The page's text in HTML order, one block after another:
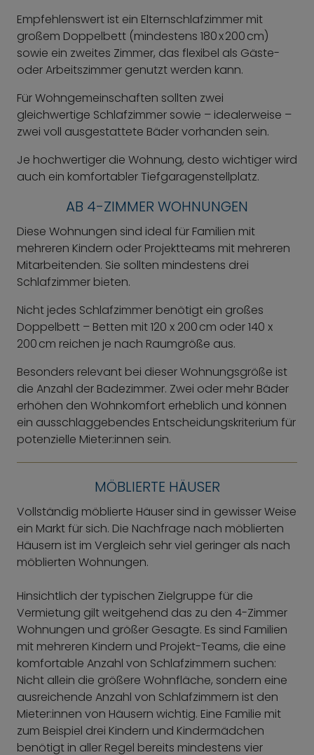
Empfehlenswert ist ein Elternschlafzimmer mit
großem Doppelbett (mindestens 180 x 200 cm)
sowie ein zweites Zimmer, das flexibel als Gäste-
oder Arbeitszimmer genutzt werden kann.
Für Wohngemeinschaften sollten zwei
gleichwertige Schlafzimmer sowie – idealerweise –
zwei voll ausgestattete Bäder vorhanden sein.
Je hochwertiger die Wohnung, desto wichtiger wird
auch ein komfortabler Tiefgaragenstellplatz.
AB 4-ZIMMER WOHNUNGEN
Diese Wohnungen sind ideal für Familien mit
mehreren Kindern oder Projektteams mit mehreren
Mitarbeitenden. Sie sollten mindestens drei
Schlafzimmer bieten.
Nicht jedes Schlafzimmer benötigt ein großes
Doppelbett – Betten mit 120 x 200 cm oder 140 x
200 cm reichen je nach Raumgröße aus.
Besonders relevant bei dieser Wohnungsgröße ist
die Anzahl der Badezimmer. Zwei oder mehr Bäder
erhöhen den Wohnkomfort erheblich und können
ein ausschlaggebendes Entscheidungskriterium für
potenzielle Mieter:innen sein.
MÖBLIERTE HÄUSER
Vollständig möblierte Häuser sind in gewisser Weise
ein Markt für sich. Die Nachfrage nach möblierten
Häusern ist im Vergleich sehr viel geringer als nach
möblierten Wohnungen.
Hinsichtlich der typischen Zielgruppe für die
Vermietung gilt weitgehend das zu den 4-Zimmer
Wohnungen und größer Gesagte. Es sind Familien
mit mehreren Kindern und Projekt-Teams, die eine
komfortable Anzahl von Schlafzimmern suchen:
Nicht allein die größere Wohnfläche, sondern eine
ausreichende Anzahl von Schlafzimmern ist den
Mieter:innen von Häusern wichtig. Eine Familie mit
zum Beispiel drei Kindern und Kindermädchen
benötigt in aller Regel bereits mindestens vier